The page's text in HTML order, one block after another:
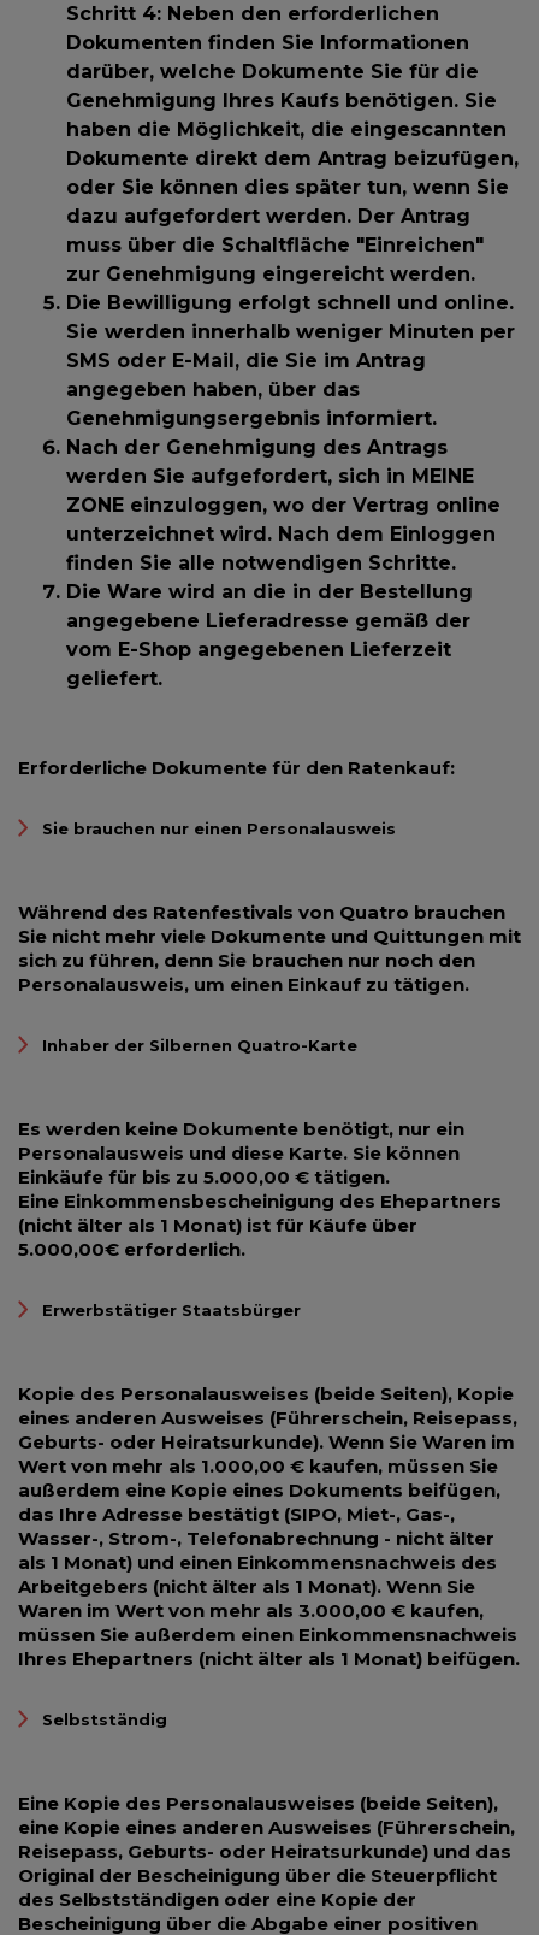
Schritt 4: Neben den erforderlichen
Dokumenten finden Sie Informationen
darüber, welche Dokumente Sie für die
Genehmigung Ihres Kaufs benötigen. Sie
haben die Möglichkeit, die eingescannten
Dokumente direkt dem Antrag beizufügen,
oder Sie können dies später tun, wenn Sie
dazu aufgefordert werden. Der Antrag
muss über die Schaltfläche "Einreichen"
zur Genehmigung eingereicht werden.
Die Bewilligung erfolgt schnell und online.
Sie werden innerhalb weniger Minuten per
SMS oder E-Mail, die Sie im Antrag
angegeben haben, über das
Genehmigungsergebnis informiert.
Nach der Genehmigung des Antrags
werden Sie aufgefordert, sich in MEINE
ZONE einzuloggen, wo der Vertrag online
unterzeichnet wird. Nach dem Einloggen
finden Sie alle notwendigen Schritte.
Die Ware wird an die in der Bestellung
angegebene Lieferadresse gemäß der
vom E-Shop angegebenen Lieferzeit
geliefert.
Erforderliche Dokumente für den Ratenkauf:
Sie brauchen nur einen Personalausweis
Während des Ratenfestivals von Quatro brauchen
Sie nicht mehr viele Dokumente und Quittungen mit
sich zu führen, denn Sie brauchen nur noch den
Personalausweis, um einen Einkauf zu tätigen.
Inhaber der Silbernen Quatro-Karte
Es werden keine Dokumente benötigt, nur ein
Personalausweis und diese Karte. Sie können
Einkäufe für bis zu 5.000,00 € tätigen.
Eine Einkommensbescheinigung des Ehepartners
(nicht älter als 1 Monat) ist für Käufe über
5.000,00€ erforderlich.
Erwerbstätiger Staatsbürger
Kopie des Personalausweises (beide Seiten), Kopie
eines anderen Ausweises (Führerschein, Reisepass,
Geburts- oder Heiratsurkunde). Wenn Sie Waren im
Wert von mehr als 1.000,00 € kaufen, müssen Sie
außerdem eine Kopie eines Dokuments beifügen,
das Ihre Adresse bestätigt (SIPO, Miet-, Gas-,
Wasser-, Strom-, Telefonabrechnung - nicht älter
als 1 Monat) und einen Einkommensnachweis des
Arbeitgebers (nicht älter als 1 Monat). Wenn Sie
Waren im Wert von mehr als 3.000,00 € kaufen,
müssen Sie außerdem einen Einkommensnachweis
Ihres Ehepartners (nicht älter als 1 Monat) beifügen.
Selbstständig
Eine Kopie des Personalausweises (beide Seiten),
eine Kopie eines anderen Ausweises (Führerschein,
Reisepass, Geburts- oder Heiratsurkunde) und das
Original der Bescheinigung über die Steuerpflicht
des Selbstständigen oder eine Kopie der
Bescheinigung über die Abgabe einer positiven